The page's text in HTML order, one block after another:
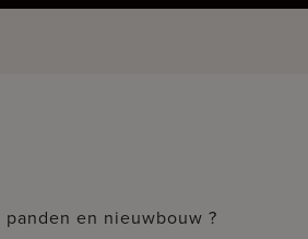
en nieuwbouw ?